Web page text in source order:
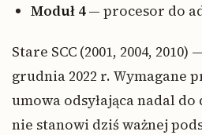
Moduł 4— procesor do
Stare SCC (2001, 2004,
grudnia 2022 r. Wymagane
umowa odsyłająca nadal do
nie stanowi dziś ważnej